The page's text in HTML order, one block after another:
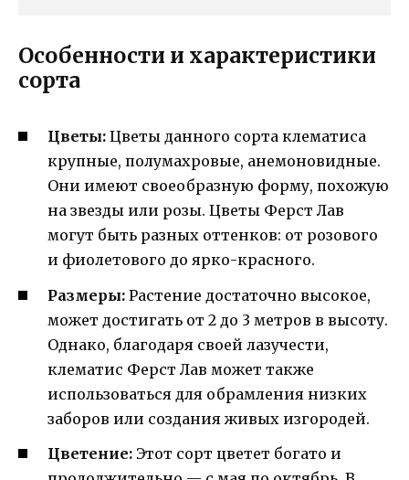
Особенности и характеристики
сорта
Цветы: Цветы данного сорта клематиса
крупные, полумахровые, анемоновидные.
Они имеют своеобразную форму, похожую
на звезды или розы. Цветы Ферст Лав
могут быть разных оттенков: от розового
и фиолетового до ярко-красного.
Размеры: Растение достаточно высокое,
может достигать от 2 до 3 метров в высоту.
Однако, благодаря своей лазучести,
клематис Ферст Лав может также
использоваться для обрамления низких
заборов или создания живых изгородей.
Цветение: Этот сорт цветет богато и